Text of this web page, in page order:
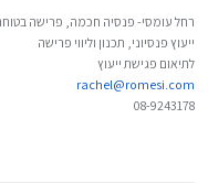
רחל עומסי- פנסיה חכמה, פרישה
ייעוץ פנסיוני, תכנון וליווי פרישה
לתיאום פגישת ייעוץ
rachel@romesi.com
08-9243178